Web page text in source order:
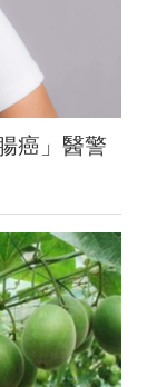
癌」醫警